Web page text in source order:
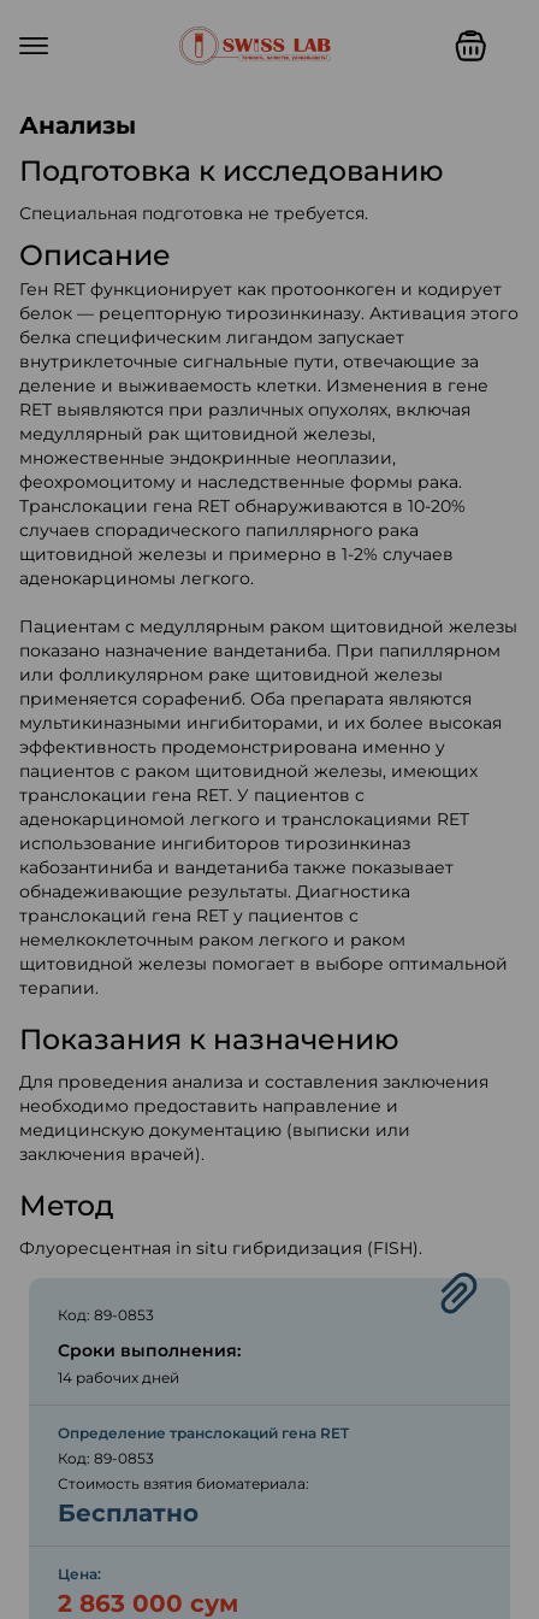
Анализы
Подготовка к исследованию
Специальная подготовка не требуется.
Описание
Ген RET функционирует как протоонкоген и кодирует
белок — рецепторную тирозинкиназу. Активация этого
белка специфическим лигандом запускает
внутриклеточные сигнальные пути, отвечающие за
деление и выживаемость клетки. Изменения в гене
RET выявляются при различных опухолях, включая
медуллярный рак щитовидной железы,
множественные эндокринные неоплазии,
феохромоцитому и наследственные формы рака.
Транслокации гена RET обнаруживаются в 10-20%
случаев спорадического папиллярного рака
щитовидной железы и примерно в 1-2% случаев
аденокарциномы легкого.
Пациентам с медуллярным раком щитовидной железы
показано назначение вандетаниба. При папиллярном
или фолликулярном раке щитовидной железы
применяется сорафениб. Оба препарата являются
мультикиназными ингибиторами, и их более высокая
эффективность продемонстрирована именно у
пациентов с раком щитовидной железы, имеющих
транслокации гена RET. У пациентов с
аденокарциномой легкого и транслокациями RET
использование ингибиторов тирозинкиназ
кабозантиниба и вандетаниба также показывает
обнадеживающие результаты. Диагностика
транслокаций гена RET у пациентов с
немелкоклеточным раком легкого и раком
щитовидной железы помогает в выборе оптимальной
терапии.
Показания к назначению
Для проведения анализа и составления заключения
необходимо предоставить направление и
медицинскую документацию (выписки или
заключения врачей).
Метод
Флуоресцентная in situ гибридизация (FISH).
Код: 89-0853
Сроки выполнения:
14 рабочих дней
Определение транслокаций гена RET
Код: 89-0853
Стоимость взятия биоматериала:
Бесплатно
Цена:
2 863 000 сум